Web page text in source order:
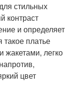
стильных
контраст
и определяет
такое платье
жакетами, легко
цвет